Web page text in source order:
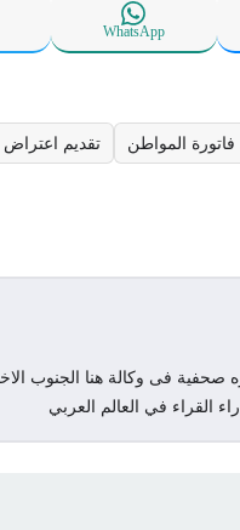
WhatsApp
المواطن تقديم
فى وكالة هنا الجنوب
القراء في العالم العربي